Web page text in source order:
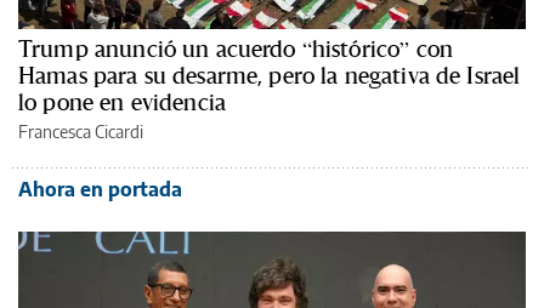
Trump anunció un acuerdo “histórico” con
Hamas para su desarme, pero la negativa de Israel
lo pone en evidencia
Francesca Cicardi
Ahora en portada